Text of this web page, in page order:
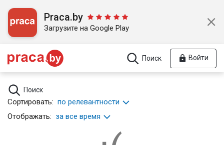
Praca.by
Загрузите на Google Play
Поиск Войти
Поиск
Сортировать: по релевантности
Отображать: за все время